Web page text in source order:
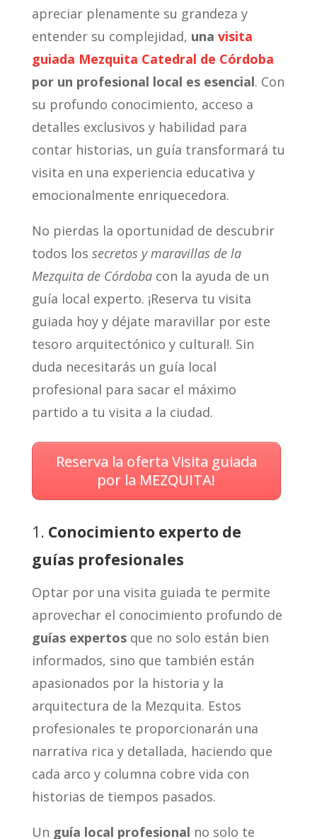
apreciar plenamente su grandeza y
entender su complejidad, una visita
guiada Mezquita Catedral de Córdoba
por un profesional local es esencial. Con
su profundo conocimiento, acceso a
detalles exclusivos y habilidad para
contar historias, un guía transformará tu
visita en una experiencia educativa y
emocionalmente enriquecedora.
No pierdas la oportunidad de descubrir
todos los secretos y maravillas de la
Mezquita de Córdobacon la ayuda de un
guía local experto. ¡Reserva tu visita
guiada hoy y déjate maravillar por este
tesoro arquitectónico y cultural!. Sin
duda necesitarás un guía local
profesional para sacar el máximo
partido a tu visita a la ciudad.
Reserva la oferta Visita guiada
por la MEZQUITA!
1. Conocimiento experto de
guías profesionales
Optar por una visita guiada te permite
aprovechar el conocimiento profundo de
guías expertosque no solo están bien
informados, sino que también están
apasionados por la historia y la
arquitectura de la Mezquita. Estos
profesionales te proporcionarán una
narrativa rica y detallada, haciendo que
cada arco y columna cobre vida con
historias de tiempos pasados.
Un guía local profesional no solo te